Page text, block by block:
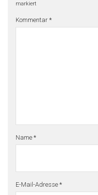
markiert
Kommentar *
Name *
E-Mail-Adresse *